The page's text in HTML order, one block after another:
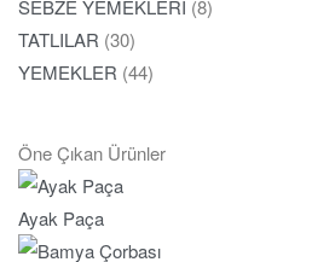
SEBZE YEMEKLERİ (8)
TATLILAR (30)
YEMEKLER (44)
Öne Çıkan Ürünler
Ayak Paça